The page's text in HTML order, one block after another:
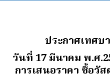
ประกาศเทศบ
วันที่ 17 มีนาคม พ.ศ
การเสนอราคา ซื้อวั